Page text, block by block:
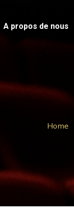
A propos de nous
Home